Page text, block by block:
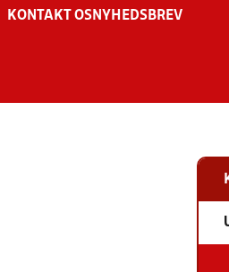
KONTAKT OS NYHEDSBREV